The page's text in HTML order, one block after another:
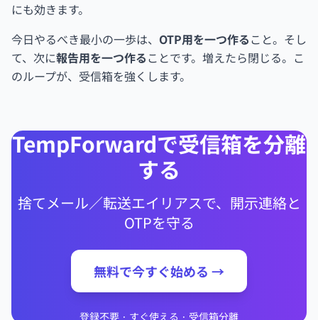
にも効きます。
今日やるべき最小の一歩は、 OTP用を一つ作ること。そし
て、次に報告用を一つ作ることです。増えたら閉じる。こ
のループが、受信箱を強くします。
TempForwardで受信箱を分離
する
捨てメール／転送エイリアスで、開示連絡と
OTPを守る
無料で今すぐ始める →
登録不要 · すぐ使える · 受信箱分離